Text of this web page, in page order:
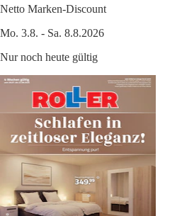
Netto Marken-Discount
Mo. 3.8. - Sa. 8.8.2026
Nur noch heute gültig